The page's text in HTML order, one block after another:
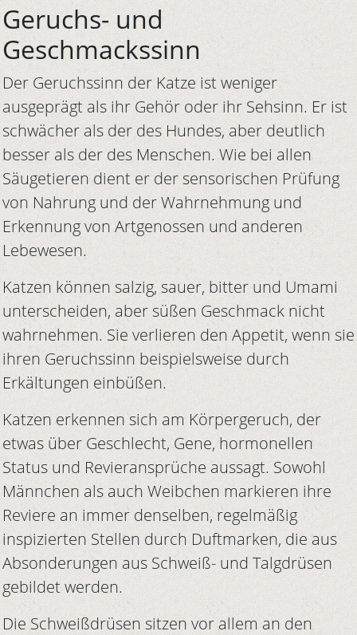
Geruchs- und
Geschmackssinn
Der Geruchssinn der Katze ist weniger
ausgeprägt als ihr Gehör oder ihr Sehsinn. Er ist
schwächer als der des Hundes, aber deutlich
besser als der des Menschen. Wie bei allen
Säugetieren dient er der sensorischen Prüfung
von Nahrung und der Wahrnehmung und
Erkennung von Artgenossen und anderen
Lebewesen.
Katzen können salzig, sauer, bitter und Umami
unterscheiden, aber süßen Geschmack nicht
wahrnehmen. Sie verlieren den Appetit, wenn sie
ihren Geruchssinn beispielsweise durch
Erkältungen einbüßen.
Katzen erkennen sich am Körpergeruch, der
etwas über Geschlecht, Gene, hormonellen
Status und Revieransprüche aussagt. Sowohl
Männchen als auch Weibchen markieren ihre
Reviere an immer denselben, regelmäßig
inspizierten Stellen durch Duftmarken, die aus
Absonderungen aus Schweiß- und Talgdrüsen
gebildet werden.
Die Schweißdrüsen sitzen vor allem an den